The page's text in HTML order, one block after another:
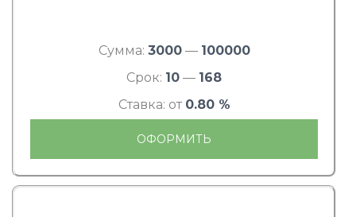
Сумма: 3000— 100000
Срок: 10 — 168
Ставка: от 0.80 %
ОФОРМИТЬ